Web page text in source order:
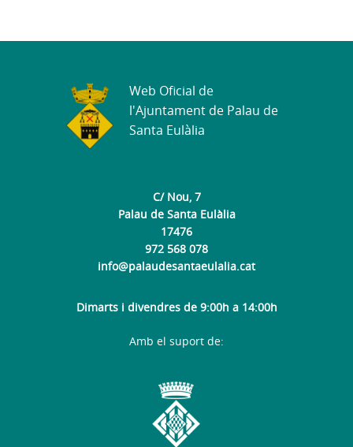
C/ Nou, 7
Palau de Santa Eulàlia
17476
972 568 078
info@palaudesantaeulalia.cat
Dimarts i divendres de 9:00h a 14:00h
Web Oficial de
l'Ajuntament de Palau de
Santa Eulàlia
Amb el suport de: